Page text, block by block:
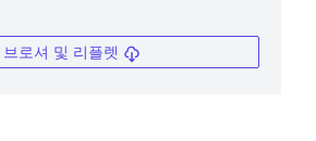
브로셔 및 리플렛